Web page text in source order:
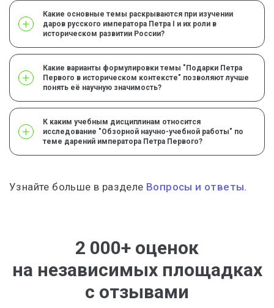
Какие основные темы раскрываются при изучении
даров русского императора Петра I и их роли в
историческом развитии России?
Какие варианты формулировки темы "Подарки Петра
Первого в историческом контексте" позволяют лучше
понять её научную значимость?
К каким учебным дисциплинам относится
исследование "Обзорной научно-учебной работы" по
теме дарений императора Петра Первого?
Узнайте больше в разделе Вопросы и ответы.
2 000+ оценок
на независимых площадках
с отзывами